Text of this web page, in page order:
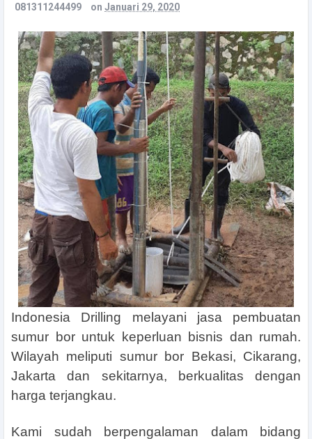
081311244499
on Januari 29, 2020
Indonesia Drilling melayani jasa pembuatan
sumur bor untuk keperluan bisnis dan rumah.
Wilayah meliputi sumur bor Bekasi, Cikarang,
Jakarta dan sekitarnya, berkualitas dengan
harga terjangkau.
Kami sudah berpengalaman dalam bidang